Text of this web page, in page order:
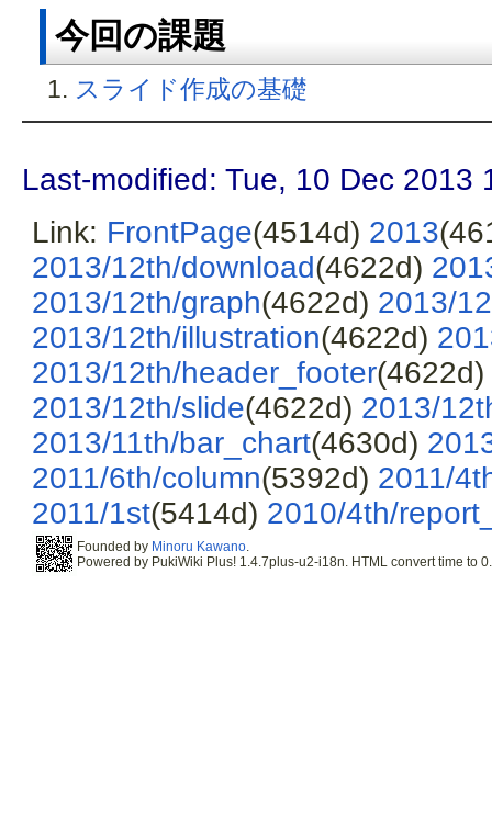
今回の課題
スライド作成の基礎
Last-modified: Tue, 10 Dec 2013
Link: FrontPage(4514d) 2013
2013/12th/download(4622d)
2013/12th/graph(4622d) 2013/
2013/12th/illustration(4622d)
2013/12th/header_footer(4622d)
2013/12th/slide(4622d) 2013/
2013/11th/bar_chart(4630d)
2011/6th/column(5392d) 2011/
2011/1st(5414d) 2010/4th/
Founded by Minoru Kawano.
Powered by PukiWiki Plus! 1.4.7plus-u2-i18n. HTML convert time to